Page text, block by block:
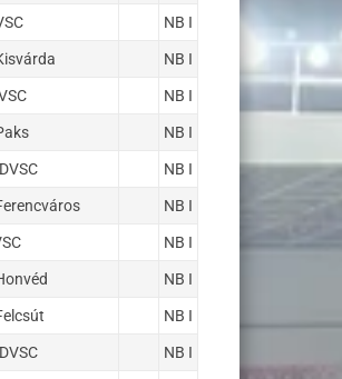
NB I
NB I
NB I
NB I
NB I
NB I
NB I
NB I
NB I
NB I